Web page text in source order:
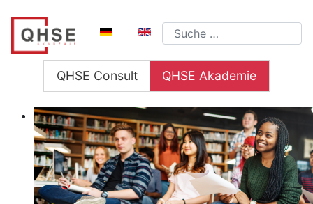
Sprache auswählen
Suchen
QHSE Consult QHSE Akademie